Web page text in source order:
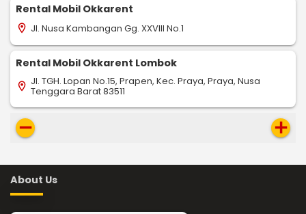
Rental Mobil Okkarent
location_on Jl. Nusa Kambangan Gg. XXVIII No.1
Rental Mobil Okkarent Lombok
location_on Jl. TGH. Lopan No.15, Prapen, Kec. Praya, Praya, Nusa
Tenggara Barat 83511
remove add
About Us